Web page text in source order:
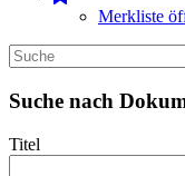
Merkliste
Suche nach
Titel